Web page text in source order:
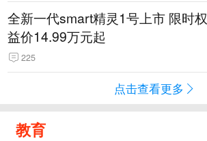
全新一代smart精灵1号上市 限时权
益价14.99万元起
225
点击查看更多
教育